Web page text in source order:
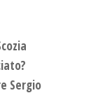
Sergio